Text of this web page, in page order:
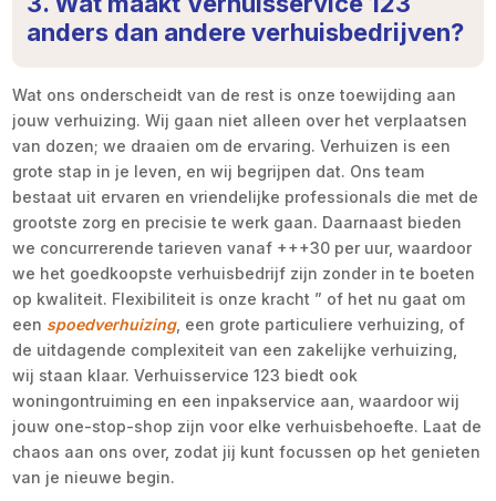
anders dan andere verhuisbedrijven?
Wat ons onderscheidt van de rest is onze toewijding aan
jouw verhuizing. Wij gaan niet alleen over het verplaatsen
van dozen; we draaien om de ervaring. Verhuizen is een
grote stap in je leven, en wij begrijpen dat. Ons team
bestaat uit ervaren en vriendelijke professionals die met de
grootste zorg en precisie te werk gaan. Daarnaast bieden
we concurrerende tarieven vanaf +++30 per uur, waardoor
we het goedkoopste verhuisbedrijf zijn zonder in te boeten
op kwaliteit. Flexibiliteit is onze kracht ” of het nu gaat om
een spoedverhuizing, een grote particuliere verhuizing, of
de uitdagende complexiteit van een zakelijke verhuizing,
wij staan klaar. Verhuisservice 123 biedt ook
woningontruiming en een inpakservice aan, waardoor wij
jouw one-stop-shop zijn voor elke verhuisbehoefte. Laat de
chaos aan ons over, zodat jij kunt focussen op het genieten
van je nieuwe begin.